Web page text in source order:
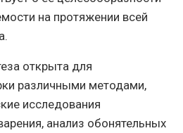
на протяжении всей
открыта для
различными методами,
исследования
анализ обонятельных